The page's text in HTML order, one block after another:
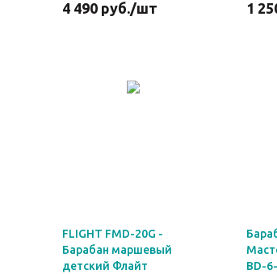
4 490руб./шт 1
FLIGHT FMD-20G -
Барабан маршевый
детский Флайт
BD-